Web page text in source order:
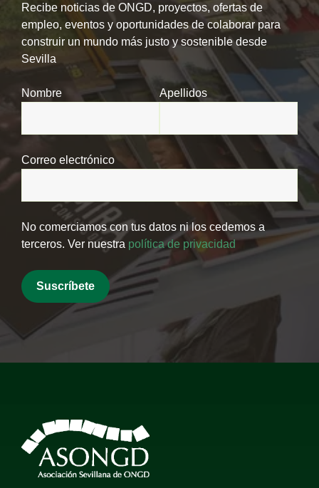
Recibe noticias de ONGD, proyectos, ofertas de
empleo, eventos y oportunidades de colaborar para
construir un mundo más justo y sostenible desde
Sevilla
Nombre Apellidos
Correo electrónico
No comerciamos con tus datos ni los cedemos a
terceros. Ver nuestra política de privacidad